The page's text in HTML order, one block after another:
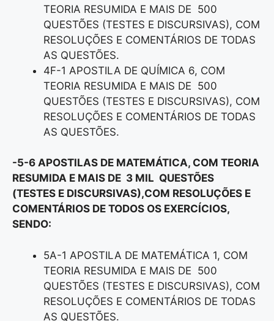
TEORIA RESUMIDA E MAIS DE 500
QUESTÕES (TESTES E DISCURSIVAS), COM
RESOLUÇÕES E COMENTÁRIOS DE TODAS
AS QUESTÕES.
4F-1 APOSTILA DE QUÍMICA 6, COM
TEORIA RESUMIDA E MAIS DE 500
QUESTÕES (TESTES E DISCURSIVAS), COM
RESOLUÇÕES E COMENTÁRIOS DE TODAS
AS QUESTÕES.
-5-6 APOSTILAS DE MATEMÁTICA, COM TEORIA
RESUMIDA E MAIS DE 3 MIL QUESTÕES
(TESTES E DISCURSIVAS),COM RESOLUÇÕES E
COMENTÁRIOS DE TODOS OS EXERCÍCIOS,
SENDO:
5A-1 APOSTILA DE MATEMÁTICA 1, COM
TEORIA RESUMIDA E MAIS DE 500
QUESTÕES (TESTES E DISCURSIVAS), COM
RESOLUÇÕES E COMENTÁRIOS DE TODAS
AS QUESTÕES.